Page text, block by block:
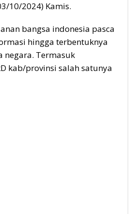
10/2024) Kamis.
bangsa indonesia pasca
hingga terbentuknya
negara. Termasuk
kab/provinsi salah satunya